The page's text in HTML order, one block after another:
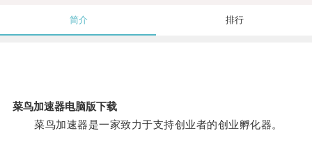
简介 排行
菜鸟加速器电脑版下载
菜鸟加速器是一家致力于支持创业者的创业孵化器。